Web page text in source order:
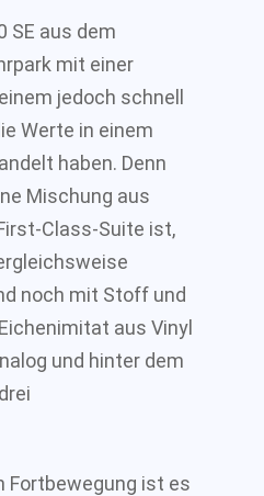
SE aus dem
mit einer
jedoch schnell
Werte in einem
haben. Denn
Mischung aus
Class-Suite ist,
noch mit Stoff und
aus Vinyl
und hinter dem
Fortbewegung ist es